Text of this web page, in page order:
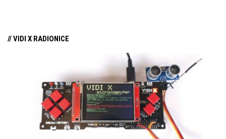
// VIDI X RADIONICE